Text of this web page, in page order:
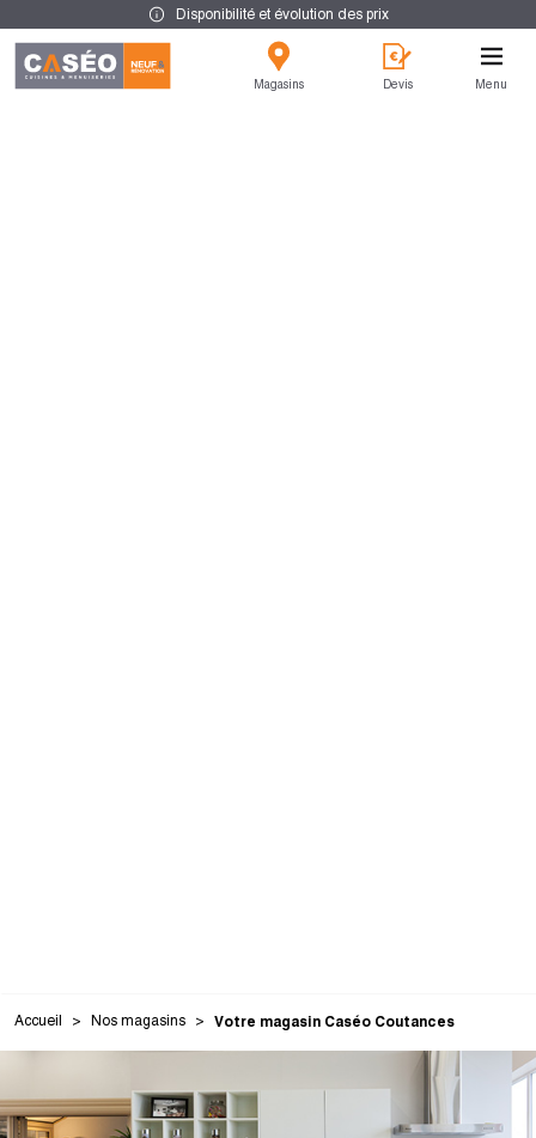
Disponibilité et évolution des prix
Magasins Devis Menu
Accueil Nos magasins Votre magasin Caséo Coutances